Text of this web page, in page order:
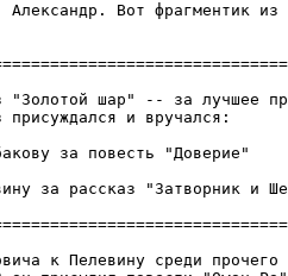
Вот фрагментик из
"Золотой шар" -- за лучшее
присуждался и вpучался:
за повесть "Доверие"
за рассказ "Затворник и
к Пелевину среди